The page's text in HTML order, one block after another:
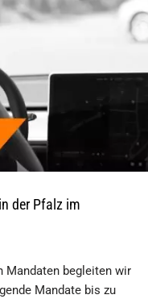
der Pfalz im
Mandaten begleiten wir
Mandate bis zu